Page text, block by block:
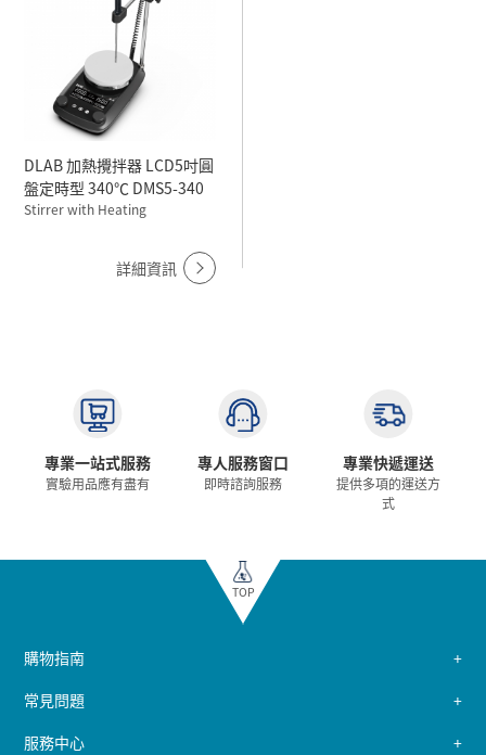
DLAB 加熱攪拌器 LCD5吋圓
盤定時型 340℃ DMS5-340
Stirrer with Heating
詳細資訊
專業一站式服務
實驗用品應有盡有
專人服務窗口
即時諮詢服務
專業快遞運送
提供多項的運送方
式
TOP
購物指南
常見問題
服務中心